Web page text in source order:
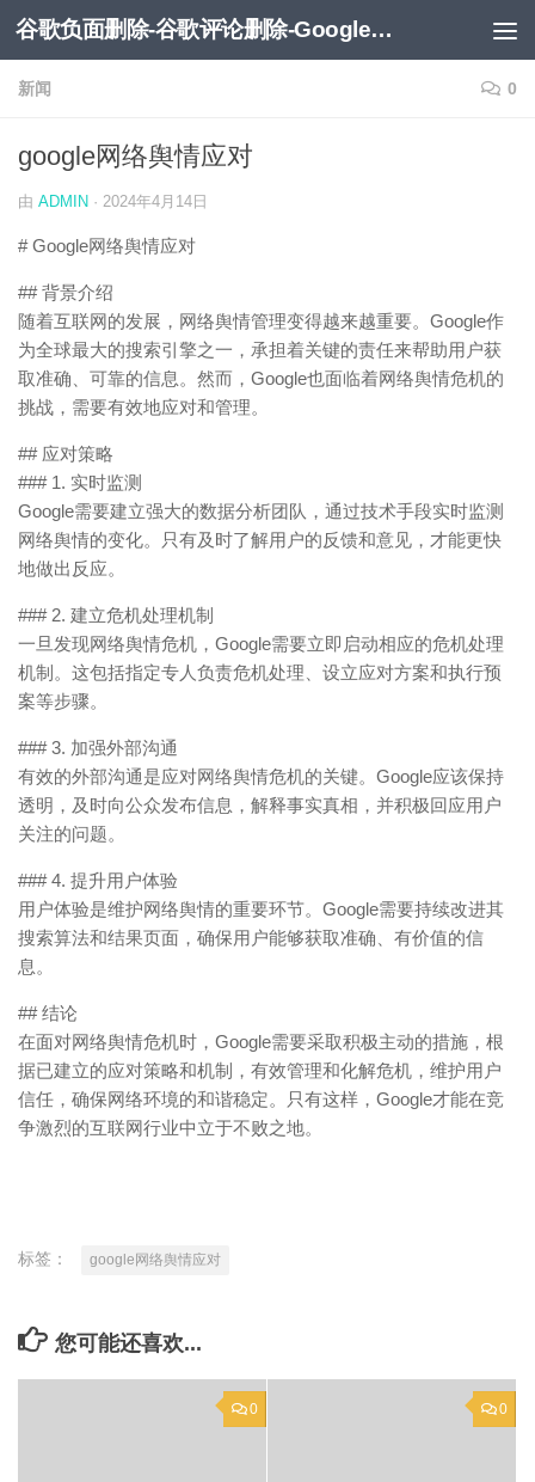
跳至内容 谷歌负面删除-谷歌评论删除-Google负面移除-Google负面评论删除
新闻 0
google网络舆情应对
由 ADMIN · 2024年4月14日
# Google网络舆情应对
## 背景介绍
随着互联网的发展，网络舆情管理变得越来越重要。Google作
为全球最大的搜索引擎之一，承担着关键的责任来帮助用户获
取准确、可靠的信息。然而，Google也面临着网络舆情危机的
挑战，需要有效地应对和管理。
## 应对策略
### 1. 实时监测
Google需要建立强大的数据分析团队，通过技术手段实时监测
网络舆情的变化。只有及时了解用户的反馈和意见，才能更快
地做出反应。
### 2. 建立危机处理机制
一旦发现网络舆情危机，Google需要立即启动相应的危机处理
机制。这包括指定专人负责危机处理、设立应对方案和执行预
案等步骤。
### 3. 加强外部沟通
有效的外部沟通是应对网络舆情危机的关键。Google应该保持
透明，及时向公众发布信息，解释事实真相，并积极回应用户
关注的问题。
### 4. 提升用户体验
用户体验是维护网络舆情的重要环节。Google需要持续改进其
搜索算法和结果页面，确保用户能够获取准确、有价值的信
息。
## 结论
在面对网络舆情危机时，Google需要采取积极主动的措施，根
据已建立的应对策略和机制，有效管理和化解危机，维护用户
信任，确保网络环境的和谐稳定。只有这样，Google才能在竞
争激烈的互联网行业中立于不败之地。
标签： google网络舆情应对
您可能还喜欢...
0 0